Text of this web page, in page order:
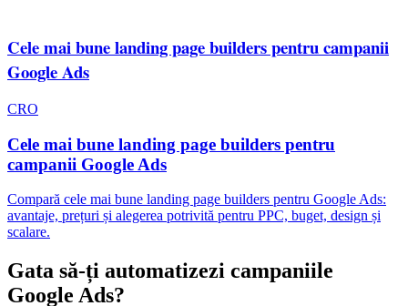
Cele mai bune landing page builders pentru campanii
Google Ads
CRO
Cele mai bune landing page builders pentru
campanii Google Ads
Compară cele mai bune landing page builders pentru Google Ads:
avantaje, prețuri și alegerea potrivită pentru PPC, buget, design și
scalare.
Gata să-ți automatizezi campaniile
Google Ads?